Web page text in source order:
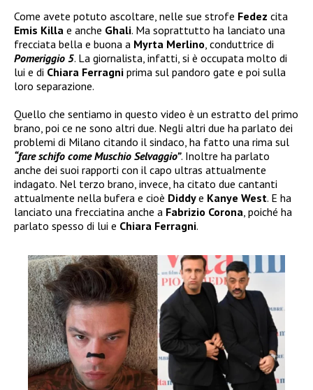
Come avete potuto ascoltare, nelle sue strofe Fedez cita
Emis Killa e anche Ghali. Ma soprattutto ha lanciato una
frecciata bella e buona a Myrta Merlino , conduttrice di
Pomeriggio 5. La giornalista, infatti, si è occupata molto di
lui e di Chiara Ferragni prima sul pandoro gate e poi sulla
loro separazione.
Quello che sentiamo in questo video è un estratto del primo
brano, poi ce ne sono altri due. Negli altri due ha parlato dei
problemi di Milano citando il sindaco, ha fatto una rima sul
“fare schifo come Muschio Selvaggio”. Inoltre ha parlato
anche dei suoi rapporti con il capo ultras attualmente
indagato. Nel terzo brano, invece, ha citato due cantanti
attualmente nella bufera e cioè Diddye Kanye West. E ha
lanciato una frecciatina anche a Fabrizio Corona , poiché ha
parlato spesso di lui e Chiara Ferragni.